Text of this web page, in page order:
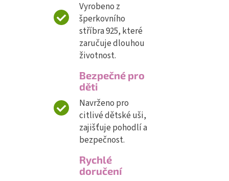
Vyrobeno z
šperkovního
stříbra 925, které
zaručuje dlouhou
životnost.
Bezpečné pro
děti
Navrženo pro
citlivé dětské uši,
zajišťuje pohodlí a
bezpečnost.
Rychlé
doručení